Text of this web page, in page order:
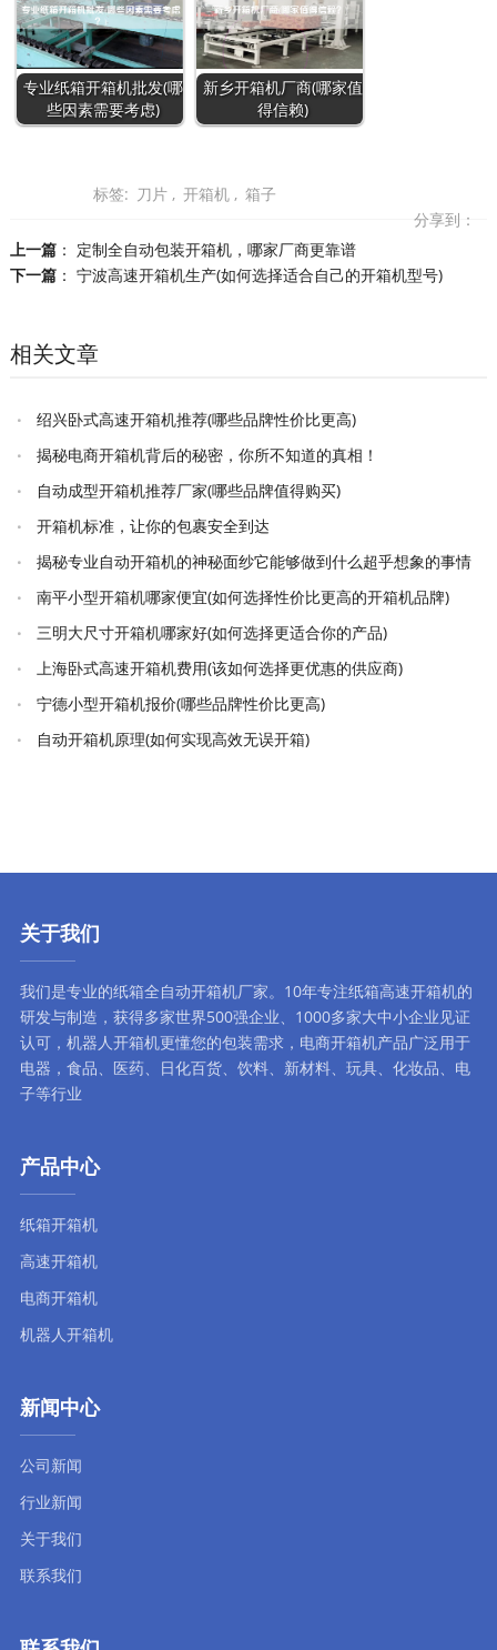
专业纸箱开箱机批发(哪
些因素需要考虑)
新乡开箱机厂商(哪家值
得信赖)
标签: 刀片 , 开箱机 , 箱子
分享到：
上一篇： 定制全自动包装开箱机，哪家厂商更靠谱
下一篇： 宁波高速开箱机生产(如何选择适合自己的开箱机型号)
相关文章
绍兴卧式高速开箱机推荐(哪些品牌性价比更高)
揭秘电商开箱机背后的秘密，你所不知道的真相！
自动成型开箱机推荐厂家(哪些品牌值得购买)
开箱机标准，让你的包裹安全到达
揭秘专业自动开箱机的神秘面纱它能够做到什么超乎想象的事情
南平小型开箱机哪家便宜(如何选择性价比更高的开箱机品牌)
三明大尺寸开箱机哪家好(如何选择更适合你的产品)
上海卧式高速开箱机费用(该如何选择更优惠的供应商)
宁德小型开箱机报价(哪些品牌性价比更高)
自动开箱机原理(如何实现高效无误开箱)
关于我们
我们是专业的纸箱全自动开箱机厂家。10年专注纸箱高速开箱机的
研发与制造，获得多家世界500强企业、1000多家大中小企业见证
认可， 机器人开箱机更懂您的包装需求， 电商开箱机产品广泛用于
电器，食品、医药、日化百货、饮料、新材料、玩具、化妆品、电
子等行业
产品中心
纸箱开箱机
高速开箱机
电商开箱机
机器人开箱机
新闻中心
公司新闻
行业新闻
关于我们
联系我们